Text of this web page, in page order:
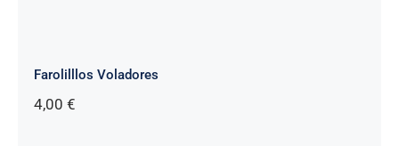
14,00 €
Farolilllos Voladores
4,00 €